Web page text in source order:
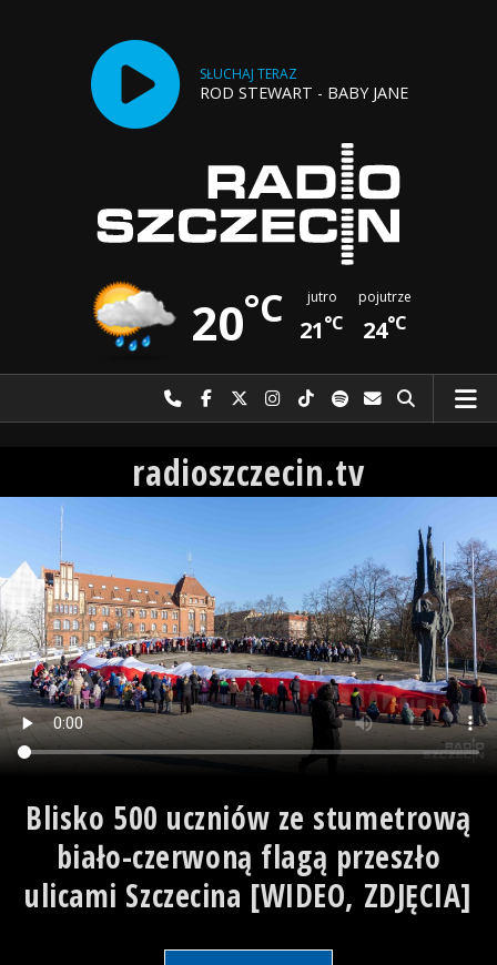
SŁUCHAJ TERAZ
ROD STEWART - BABY JANE
20°C jutro
21°C
pojutrze
24°C
Najlepiej po prostu do nas zadzwoń
Odwiedź nas na Facebook-u
Odwiedź nas na X
Odwiedź nas na Instagram-ie
Odwiedź nas na TikTok-u
Szukaj nas na Spotify
Wyślij do nas
Szukaj
radioszczecin.tv
Blisko 500 uczniów ze stumetrową
biało-czerwoną flagą przeszło
ulicami Szczecina [WIDEO, ZDJĘCIA]